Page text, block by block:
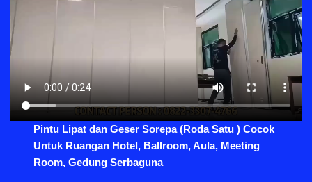
Pintu Lipat dan Geser Sorepa (Roda Satu ) Cocok
Untuk Ruangan Hotel, Ballroom, Aula, Meeting
Room, Gedung Serbaguna